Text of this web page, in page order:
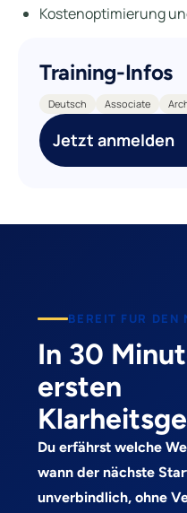
Kostenoptimierung
Training-Infos
Deutsch Associate
Jetzt anmelden
BEREIT FUR
In 30
ersten
Du erfährst welche
wann der nächste
unverbindlich, ohne